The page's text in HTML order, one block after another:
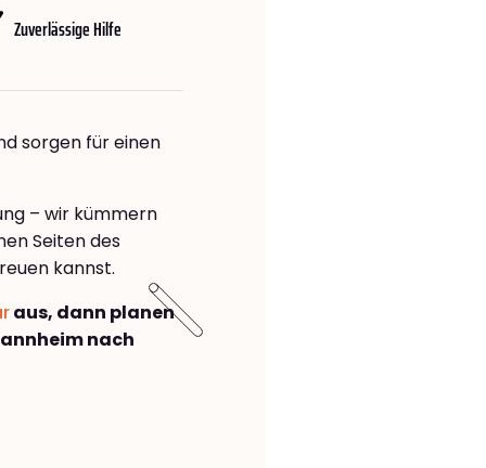
Zuverlässige Hilfe
sorgen für einen
– wir kümmern
Seiten des
kannst.
aus, dann planen
nach